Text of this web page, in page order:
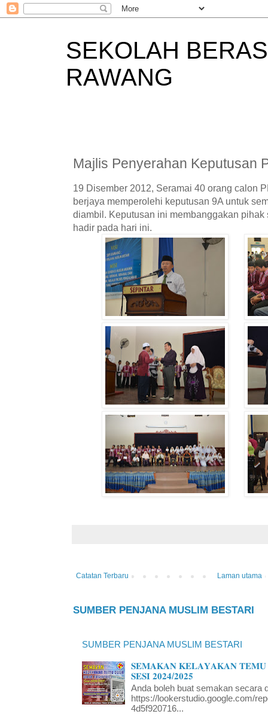
SEKOLAH
RAWANG
Majlis Penyerahan Keputusan
19 Disember 2012, Seramai 40 orang calon
berjaya memperolehi keputusan 9A untuk
diambil. Keputusan ini membanggakan
hadir pada hari ini.
Catatan Terbaru Laman utama
SUMBER PENJANA MUSLIM BESTARI
SUMBER PENJANA MUSLIM BESTARI
𝐒𝐄𝐌𝐀𝐊𝐀𝐍 𝐊𝐄𝐋𝐀𝐘𝐀𝐊𝐀𝐍 𝐓𝐄𝐌𝐔
𝐒𝐄𝐒𝐈 𝟐𝟎𝟐𝟒/𝟐𝟎𝟐𝟓
Anda boleh buat semakan secara
https://lookerstudio.google.com/
4d5f920716...